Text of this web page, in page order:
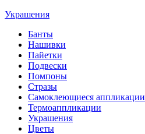
Украшения
Банты
Нашивки
Пайетки
Подвески
Помпоны
Стразы
Самоклеющиеся аппликации
Термоаппликации
Украшения
Цветы